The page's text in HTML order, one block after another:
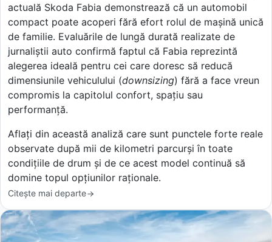
actuală Skoda Fabia demonstrează că un automobil
compact poate acoperi fără efort rolul de mașină unică
de familie. Evaluările de lungă durată realizate de
jurnaliștii auto confirmă faptul că Fabia reprezintă
alegerea ideală pentru cei care doresc să reducă
dimensiunile vehiculului (downsizing) fără a face vreun
compromis la capitolul confort, spațiu sau
performanță.
Aflați din această analiză care sunt punctele forte reale
observate după mii de kilometri parcurși în toate
condițiile de drum și de ce acest model continuă să
domine topul opțiunilor raționale.
Citește mai departe